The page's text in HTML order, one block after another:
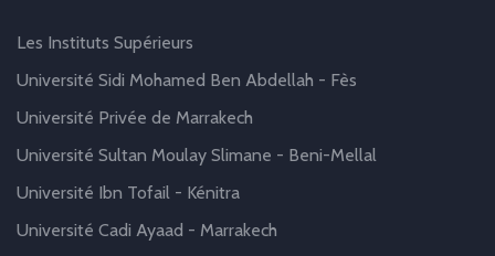
Les Instituts Supérieurs
Université Sidi Mohamed Ben Abdellah - Fès
Université Privée de Marrakech
Université Sultan Moulay Slimane - Beni-Mellal
Université Ibn Tofail - Kénitra
Université Cadi Ayaad - Marrakech